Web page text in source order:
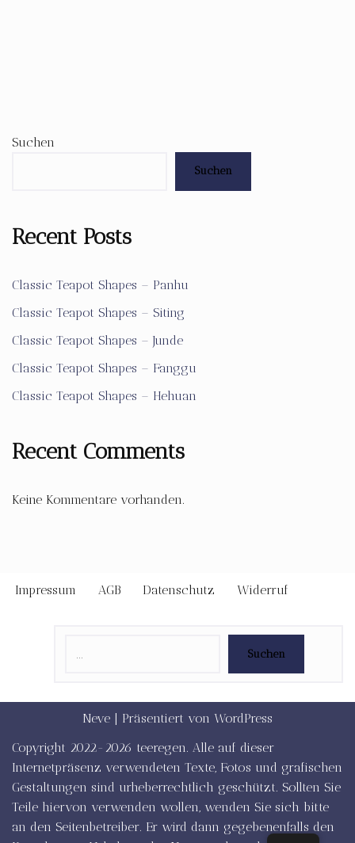
Suchen
Suchen
Recent Posts
Classic Teapot Shapes – Panhu
Classic Teapot Shapes – Siting
Classic Teapot Shapes – Junde
Classic Teapot Shapes – Fanggu
Classic Teapot Shapes – Hehuan
Recent Comments
Keine Kommentare vorhanden.
Impressum AGB Datenschutz Widerruf
Suchen
Neve | Präsentiert von WordPress
Copyright 2022-2026 teeregen. Alle auf dieser
Internetpräsenz verwendeten Texte, Fotos und grafischen
Gestaltungen sind urheberrechtlich geschützt. Sollten Sie
Teile hiervon verwenden wollen, wenden Sie sich bitte
an den Seitenbetreiber. Er wird dann gegebenenfalls den